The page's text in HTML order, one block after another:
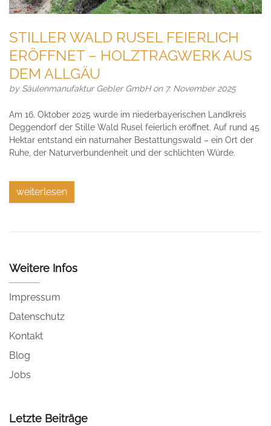
STILLER WALD RUSEL FEIERLICH
ERÖFFNET – HOLZTRAGWERK AUS
DEM ALLGÄU
by Säulenmanufaktur Gebler GmbHon 7. November 2025
Am 16. Oktober 2025 wurde im niederbayerischen Landkreis
Deggendorf der Stille Wald Rusel feierlich eröffnet. Auf rund 45
Hektar entstand ein naturnaher Bestattungswald – ein Ort der
Ruhe, der Naturverbundenheit und der schlichten Würde.
weiterlesen
Weitere Infos
Impressum
Datenschutz
Kontakt
Blog
Jobs
Letzte Beiträge